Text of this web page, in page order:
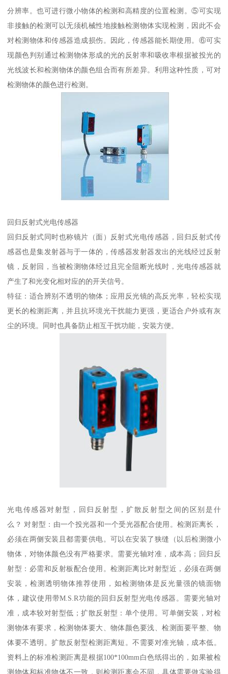
分辨率。也可进行微小物体的检测和高精度的位置检测。⑤可实现
非接触的检测可以无须机械性地接触检测物体实现检测，因此不会
对检测物体和传感器造成损伤。因此，传感器能长期使用。⑥可实
现颜色判别通过检测物体形成的光的反射率和吸收率根据被投光的
光线波长和检测物体的颜色组合而有所差异。利用这种性质，可对
检测物体的颜色进行检测。
回归反射式光电传感器
回归反射式同时也称镜片（面）反射式光电传感器，回归反射式传
感器也是集发射器与于一体的，传感器发射器发出的光线经过反射
镜，反射回，当被检测物体经过且完全阻断光线时，光电传感器就
产生了和光变化相对应的的开关信号。
特征：适合辨别不透明的物体；应用反光镜的高反光率，轻松实现
更长的检测距离，并且抗环境光干扰能力更强，更适合户外或有灰
尘的环境。同时也具备防止相互干扰功能，安装方便。
光电传感器对射型，回归反射型，扩散反射型之间的区别是什
么？ 对射型：由一个投光器和一个受光器配合使用。检测距离长，
必须在两侧安装且都需要供电。可以在安装了狭缝（以后检测微小
物体，对物体颜色没有严格要求。需要光轴对准，成本高；回归反
射型：必需和反射板配合使用。检测距离比对射型近，必须在两侧
安装，检测透明物体推荐使用，如检测物体是反光量强的镜面物
体，建议使用带M.S.R功能的回归反射型光电传感器。需要光轴对
准，成本较对射型低；扩散反射型：单个使用。可单侧安装，对检
测物体有要求，检测物体要大、物体颜色要浅、检测面要平整、物
体要不透明。扩散反射型检测距离短。不需要对准光轴，成本低。
资料上的标准检测距离是根据100*100mm白色纸得出的，如果被检
测物体和标准物体不一致，则检测距离会不同，具体需要做实验得